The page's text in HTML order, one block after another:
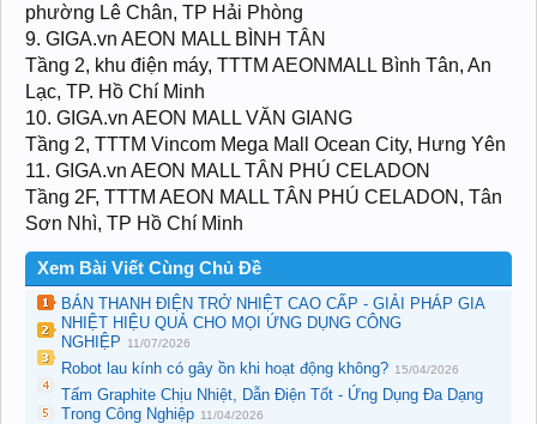
phường Lê Chân, TP Hải Phòng
9. GIGA.vn AEON MALL BÌNH TÂN
Tầng 2, khu điện máy, TTTM AEONMALL Bình Tân, An
Lạc, TP. Hồ Chí Minh
10. GIGA.vn AEON MALL VĂN GIANG
Tầng 2, TTTM Vincom Mega Mall Ocean City, Hưng Yên
11. GIGA.vn AEON MALL TÂN PHÚ CELADON
Tầng 2F, TTTM AEON MALL TÂN PHÚ CELADON, Tân
Sơn Nhì, TP Hồ Chí Minh
Xem Bài Viết Cùng Chủ Đề
BÁN THANH ĐIỆN TRỞ NHIỆT CAO CẤP - GIẢI PHÁP GIA
NHIỆT HIỆU QUẢ CHO MỌI ỨNG DỤNG CÔNG
NGHIỆP
11/07/2026
Robot lau kính có gây ồn khi hoạt động không? 15/04/2026
Tấm Graphite Chịu Nhiệt, Dẫn Điện Tốt - Ứng Dụng Đa Dạng
Trong Công Nghiệp 11/04/2026